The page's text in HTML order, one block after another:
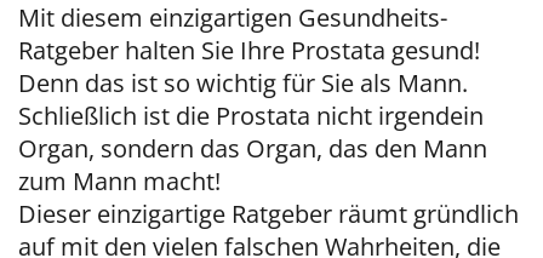
Mit diesem einzigartigen Gesundheits-
Ratgeber halten Sie Ihre Prostata gesund!
Denn das ist so wichtig für Sie als Mann.
Schließlich ist die Prostata nicht irgendein
Organ, sondern das Organ, das den Mann
zum Mann macht!
Dieser einzigartige Ratgeber räumt gründlich
auf mit den vielen falschen Wahrheiten, die